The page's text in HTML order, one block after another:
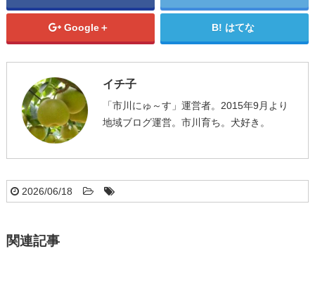
Google＋ はてな
イチ子
「市川にゅ～す」運営者。2015年9月より
地域ブログ運営。市川育ち。犬好き。
2026/06/18
関連記事